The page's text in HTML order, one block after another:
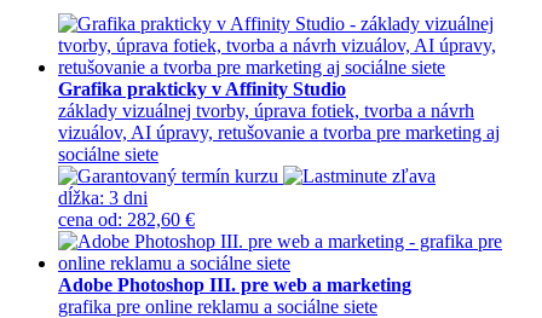
Grafika prakticky v Affinity Studio
základy vizuálnej tvorby, úprava fotiek, tvorba a návrh
vizuálov, AI úpravy, retušovanie a tvorba pre marketing aj
sociálne siete
dĺžka: 3 dni
cena od: 282,60 €
Adobe Photoshop III. pre web a marketing
grafika pre online reklamu a sociálne siete